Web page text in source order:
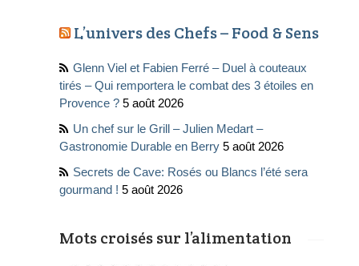
L’univers des Chefs – Food & Sens
Glenn Viel et Fabien Ferré – Duel à couteaux
tirés – Qui remportera le combat des 3 étoiles en
Provence ? 5 août 2026
Un chef sur le Grill – Julien Medart –
Gastronomie Durable en Berry 5 août 2026
Secrets de Cave: Rosés ou Blancs l’été sera
gourmand ! 5 août 2026
Mots croisés sur l’alimentation